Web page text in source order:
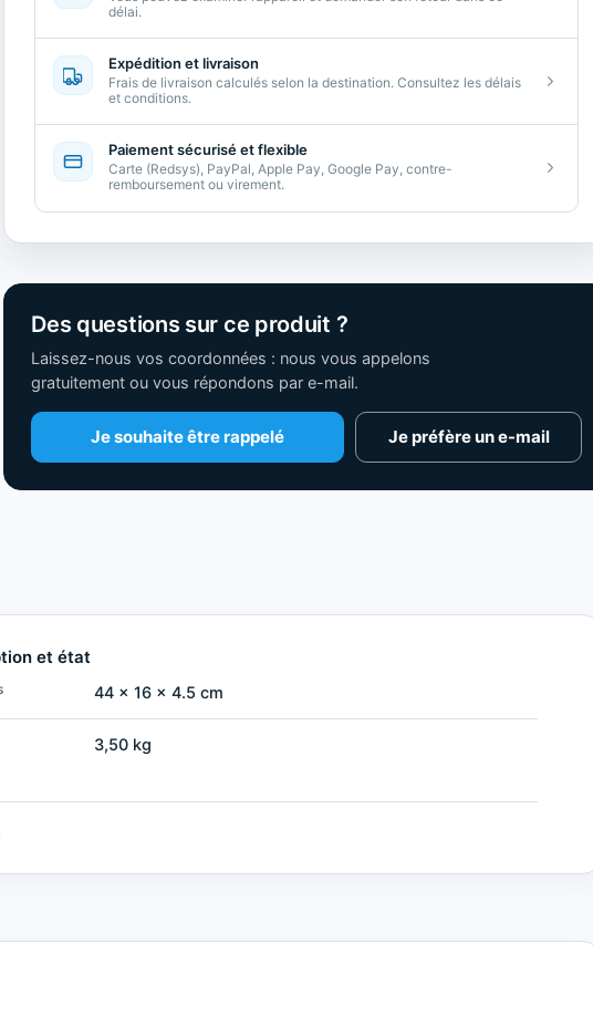
délai.
Expédition et livraison
Frais de livraison calculés selon la destination. Consultez les délais
et conditions.
Paiement sécurisé et flexible
Carte (Redsys), PayPal, Apple Pay, Google Pay, contre-
remboursement ou virement.
Des questions sur ce produit ?
Laissez-nous vos coordonnées : nous vous appelons
gratuitement ou vous répondons par e-mail.
Je souhaite être rappelé Je préfère un e-mail
et état
44 × 16 × 4.5 cm
3,50 kg